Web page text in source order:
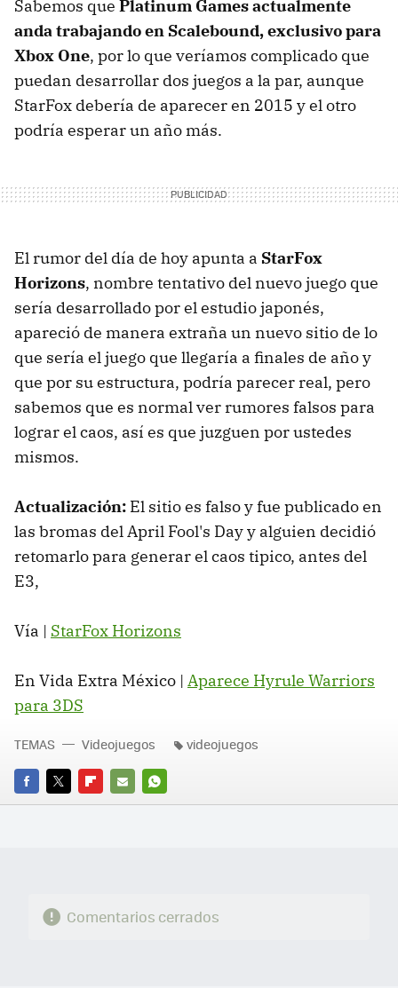
Sabemos que Platinum Games actualmente
anda trabajando en Scalebound, exclusivo para
Xbox One, por lo que veríamos complicado que
puedan desarrollar dos juegos a la par, aunque
StarFox debería de aparecer en 2015 y el otro
podría esperar un año más.
El rumor del día de hoy apunta a StarFox
Horizons, nombre tentativo del nuevo juego que
sería desarrollado por el estudio japonés,
apareció de manera extraña un nuevo sitio de lo
que sería el juego que llegaría a finales de año y
que por su estructura, podría parecer real, pero
sabemos que es normal ver rumores falsos para
lograr el caos, así es que juzguen por ustedes
mismos.
Actualización: El sitio es falso y fue publicado en
las bromas del April Fool's Day y alguien decidió
retomarlo para generar el caos tipico, antes del
E3,
Vía | StarFox Horizons
En Vida Extra México | Aparece Hyrule Warriors
para 3DS
FACEBOOK
TWITTERFLIPBOARD
E-
WHATSAPP
TEMAS Videojuegos videojuegos
Comentarios cerrados